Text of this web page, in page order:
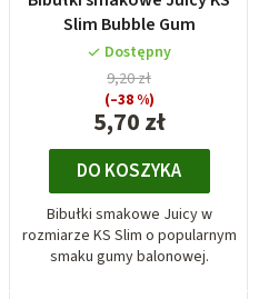
Slim Bubble Gum
Dostępny
5,70 zł
9,20 zł
(–38 %)
DO KOSZYKA
Bibułki smakowe Juicy w
rozmiarze KS Slim o popularnym
smaku gumy balonowej.